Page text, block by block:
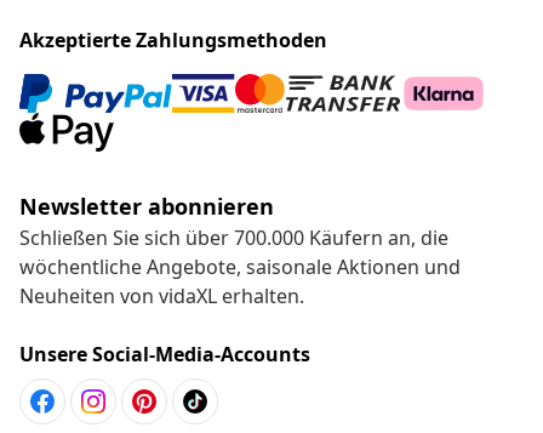
Akzeptierte Zahlungsmethoden
Newsletter abonnieren
Schließen Sie sich über 700.000 Käufern an, die
wöchentliche Angebote, saisonale Aktionen und
Neuheiten von vidaXL erhalten.
Unsere Social-Media-Accounts